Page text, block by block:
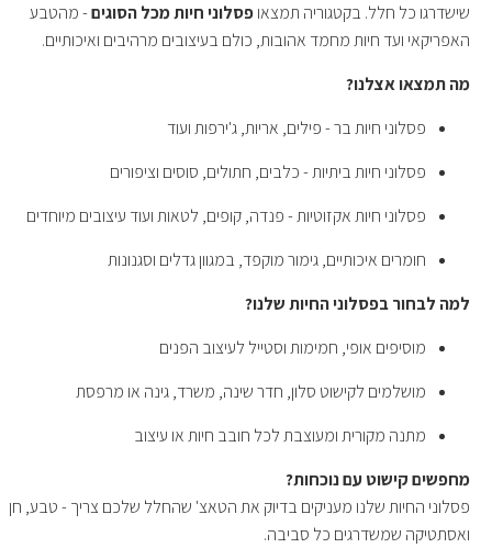
שישדרגו כל חלל. בקטגוריה תמצאופסלוני חיות מכל הסוגים- מהטבע
האפריקאי ועד חיות מחמד אהובות, כולם בעיצובים מרהיבים ואיכותיים.
מה תמצאו אצלנו?
פסלוני חיות בר - פילים, אריות, ג'ירפות ועוד
פסלוני חיות ביתיות - כלבים, חתולים, סוסים וציפורים
פסלוני חיות אקזוטיות - פנדה, קופים, לטאות ועוד עיצובים מיוחדים
חומרים איכותיים, גימור מוקפד, במגוון גדלים וסגנונות
למה לבחור בפסלוני החיות שלנו?
מוסיפים אופי, חמימות וסטייל לעיצוב הפנים
מושלמים לקישוט סלון, חדר שינה, משרד, גינה או מרפסת
מתנה מקורית ומעוצבת לכל חובב חיות או עיצוב
מחפשים קישוט עם נוכחות?
פסלוני החיות שלנו מעניקים בדיוק את הטאצ' שהחלל שלכם צריך - טבע, חן
ואסתטיקה שמשדרגים כל סביבה.